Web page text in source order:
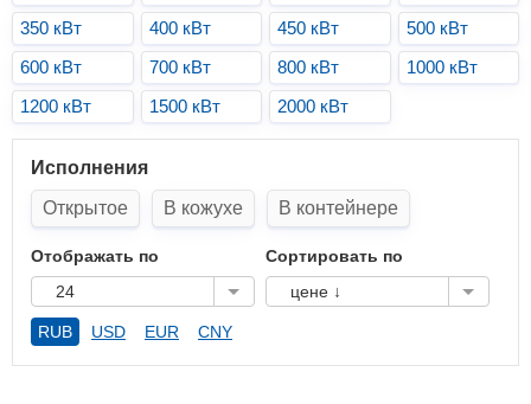
350 кВт
400 кВт 450 кВт
500 кВт
600 кВт
700 кВт 800 кВт
1000 кВт
1200 кВт
1500 кВт 2000 кВт
Исполнения
Открытое
В кожухе В контейнере
Отображать по
24
Сортировать по
цене ↓
RUB USD EUR CNY